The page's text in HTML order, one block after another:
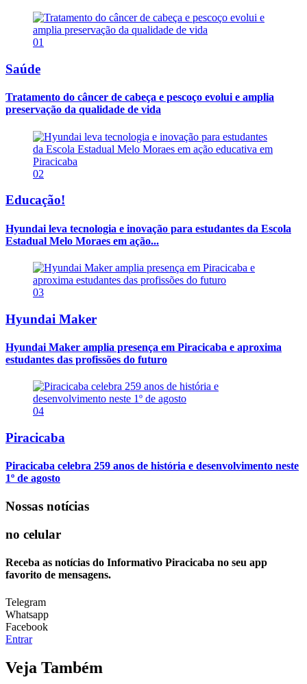
01
Saúde
Tratamento do câncer de cabeça e pescoço evolui e amplia
preservação da qualidade de vida
02
Educação!
Hyundai leva tecnologia e inovação para estudantes da Escola
Estadual Melo Moraes em ação...
03
Hyundai Maker
Hyundai Maker amplia presença em Piracicaba e aproxima
estudantes das profissões do futuro
04
Piracicaba
Piracicaba celebra 259 anos de história e desenvolvimento neste
1º de agosto
Nossas notícias
no celular
Receba as notícias do Informativo Piracicaba no seu app
favorito de mensagens.
Telegram
Whatsapp
Facebook
Entrar
Veja Também